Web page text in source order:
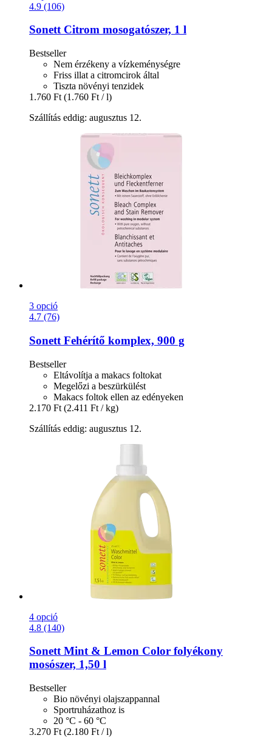
4.9 (106)
SonettCitrom mosogatószer, 1 l
Bestseller
Nem érzékeny a vízkeménységre
Friss illat a citromcirok által
Tiszta növényi tenzidek
1.760 Ft (1.760 Ft / l)
Szállítás eddig: augusztus 12.
3 opció
4.7 (76)
Sonett Fehérítő komplex, 900 g
Bestseller
Eltávolítja a makacs foltokat
Megelőzi a beszürkülést
Makacs foltok ellen az edényeken
2.170 Ft (2.411 Ft / kg)
Szállítás eddig: augusztus 12.
4 opció
4.8 (140)
SonettMint & Lemon Color folyékony
mosószer, 1,50 l
Bestseller
Bio növényi olajszappannal
Sportruházathoz is
20 °C - 60 °C
3.270 Ft (2.180 Ft / l)